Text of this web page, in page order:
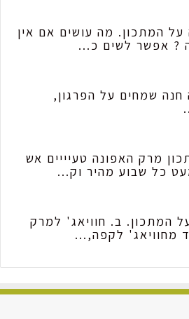
על המתכון. מה עושים אם אין
? אפשר לשים כ...
חנה שמחים על הפרגון,
מרק האפונה טעיייים אש
כל שבוע מהיר וק...
המתכון. ב. חוויאג' למרק
מחוויאג' לקפה,...